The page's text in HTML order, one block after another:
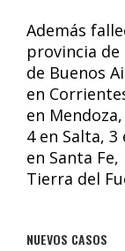
Además
provincia de
de Buenos
en
en
4 en Salta, 3
en Santa
Tierra del
NUEVOS CASOS